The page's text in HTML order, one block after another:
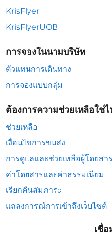
KrisFlyer
KrisFlyerUOB
การจองในนามบริษัท
ตัวแทนการเดินทาง
การจองแบบกลุ่ม
ต้องการความช่วยเหลือใช่ไ
ช่วยเหลือ
เงื่อนไขการขนส่ง
การดูแลและช่วยเหลือผู้โดยสา
ค่าโดยสารและค่าธรรมเนียม
เรียกคืนสัมภาระ
แถลงการณ์การเข้าถึงเว็บไซต์
เชื่